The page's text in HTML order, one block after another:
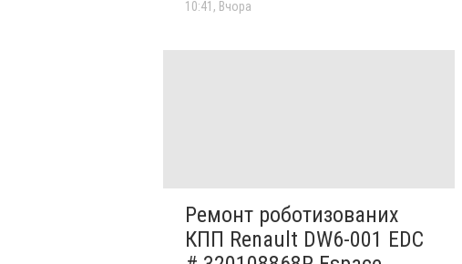
10:41, Вчора
Ремонт роботизованих
КПП Renault DW6-001 EDC